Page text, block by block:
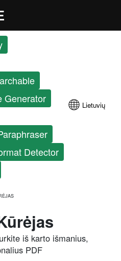
Generator
Detector
Lietuvių
iš karto išmanius,
PDF